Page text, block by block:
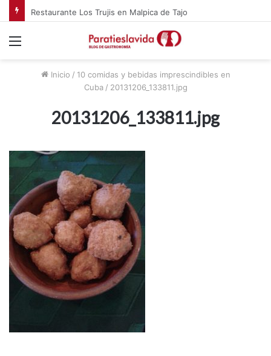
Restaurante Los Trujis en Malpica de Tajo
Inicio / 10 comidas y bebidas imprescindibles en
Cuba / 20131206_133811.jpg
20131206_133811.jpg